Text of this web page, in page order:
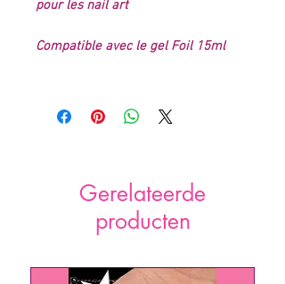
pour les nail art
Compatible avec le gel Foil 15ml
Gerelateerde
producten